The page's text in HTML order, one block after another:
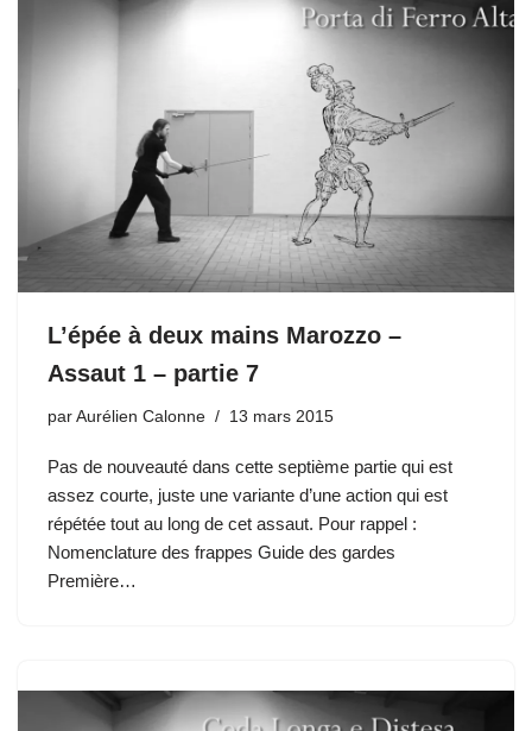
L’épée à deux mains Marozzo –
Assaut 1 – partie 7
par Aurélien Calonne 13 mars 2015
Pas de nouveauté dans cette septième partie qui est
assez courte, juste une variante d’une action qui est
répétée tout au long de cet assaut. Pour rappel :
Nomenclature des frappes Guide des gardes
Première…